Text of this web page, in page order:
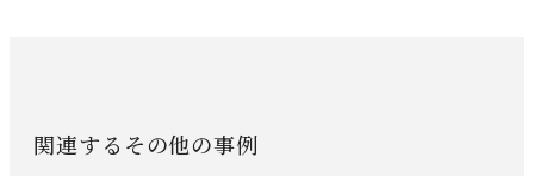
関連するその他の事例